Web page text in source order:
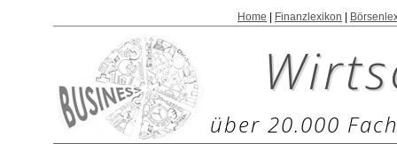
Home Finanzlexikon
über 20.000